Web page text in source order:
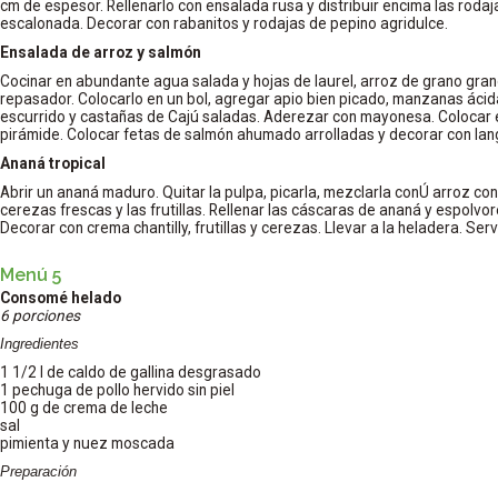
cm de espesor. Rellenarlo con ensalada rusa y distribuir encima las
escalonada. Decorar con rabanitos y rodajas de pepino agridulce.
Ensalada de arroz y salmón
Cocinar en abundante agua salada y hojas de laurel, arroz de grano
repasador. Colocarlo en un bol, agregar apio bien picado, manzanas
escurrido y castañas de Cajú saladas. Aderezar con mayonesa.
pirámide. Colocar fetas de salmón ahumado arrolladas y decorar con
Ananá tropical
Abrir un ananá maduro. Quitar la pulpa, picarla, mezclarla conÚ arroz
cerezas frescas y las frutillas. Rellenar las cáscaras de ananá y
Decorar con crema chantilly, frutillas y cerezas. Llevar a la heladera.
Menú 5
Consomé helado
6 porciones
Ingredientes
1 1/2 l de caldo de gallina desgrasado
1 pechuga de pollo hervido sin piel
100 g de crema de leche
sal
pimienta y nuez moscada
Preparación